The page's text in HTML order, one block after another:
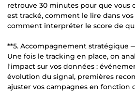
retrouve 30 minutes pour que vous
est tracké, comment le lire dans
comment interpréter le score de
**5. Accompagnement stratégique
Une fois le tracking en place, on
l'impact sur vos données :
évolution du signal, premières
ajuster vos campagnes en fonction